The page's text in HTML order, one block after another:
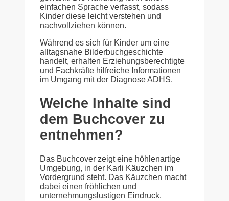
einfachen Sprache verfasst, sodass
Kinder diese leicht verstehen und
nachvollziehen können.
Während es sich für Kinder um eine
alltagsnahe Bilderbuchgeschichte
handelt, erhalten Erziehungsberechtigte
und Fachkräfte hilfreiche Informationen
im Umgang mit der Diagnose ADHS.
Welche Inhalte sind
dem Buchcover zu
entnehmen?
Das Buchcover zeigt eine höhlenartige
Umgebung, in der Karli Käuzchen im
Vordergrund steht. Das Käuzchen macht
dabei einen fröhlichen und
unternehmungslustigen Eindruck.